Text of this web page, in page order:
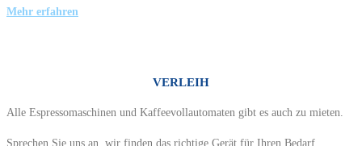
Mehr erfahren
VERLEIH
Alle Espressomaschinen und Kaffeevollautomaten gibt es auch zu mieten.
Sprechen Sie uns an, wir finden das richtige Gerät für Ihren Bedarf.